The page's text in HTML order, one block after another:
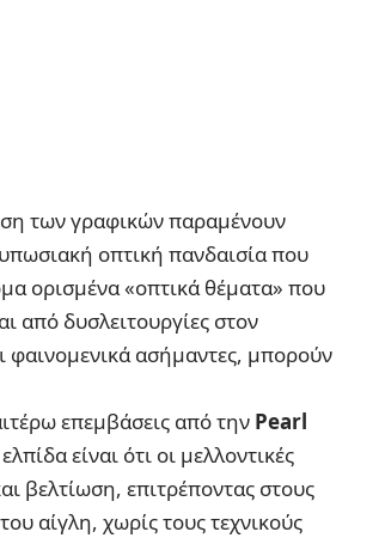
των γραφικών παραμένουν
οπτική πανδαισία που
ορισμένα «οπτικά θέματα» που
από δυσλειτουργίες στον
φαινομενικά ασήμαντες, μπορούν
επεμβάσεις από την Pearl
είναι ότι οι μελλοντικές
βελτίωση, επιτρέποντας στους
αίγλη, χωρίς τους τεχνικούς